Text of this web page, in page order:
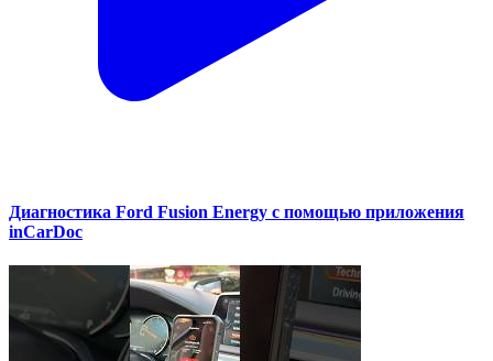
Диагностика Ford Fusion Energy с помощью приложения
inCarDoc